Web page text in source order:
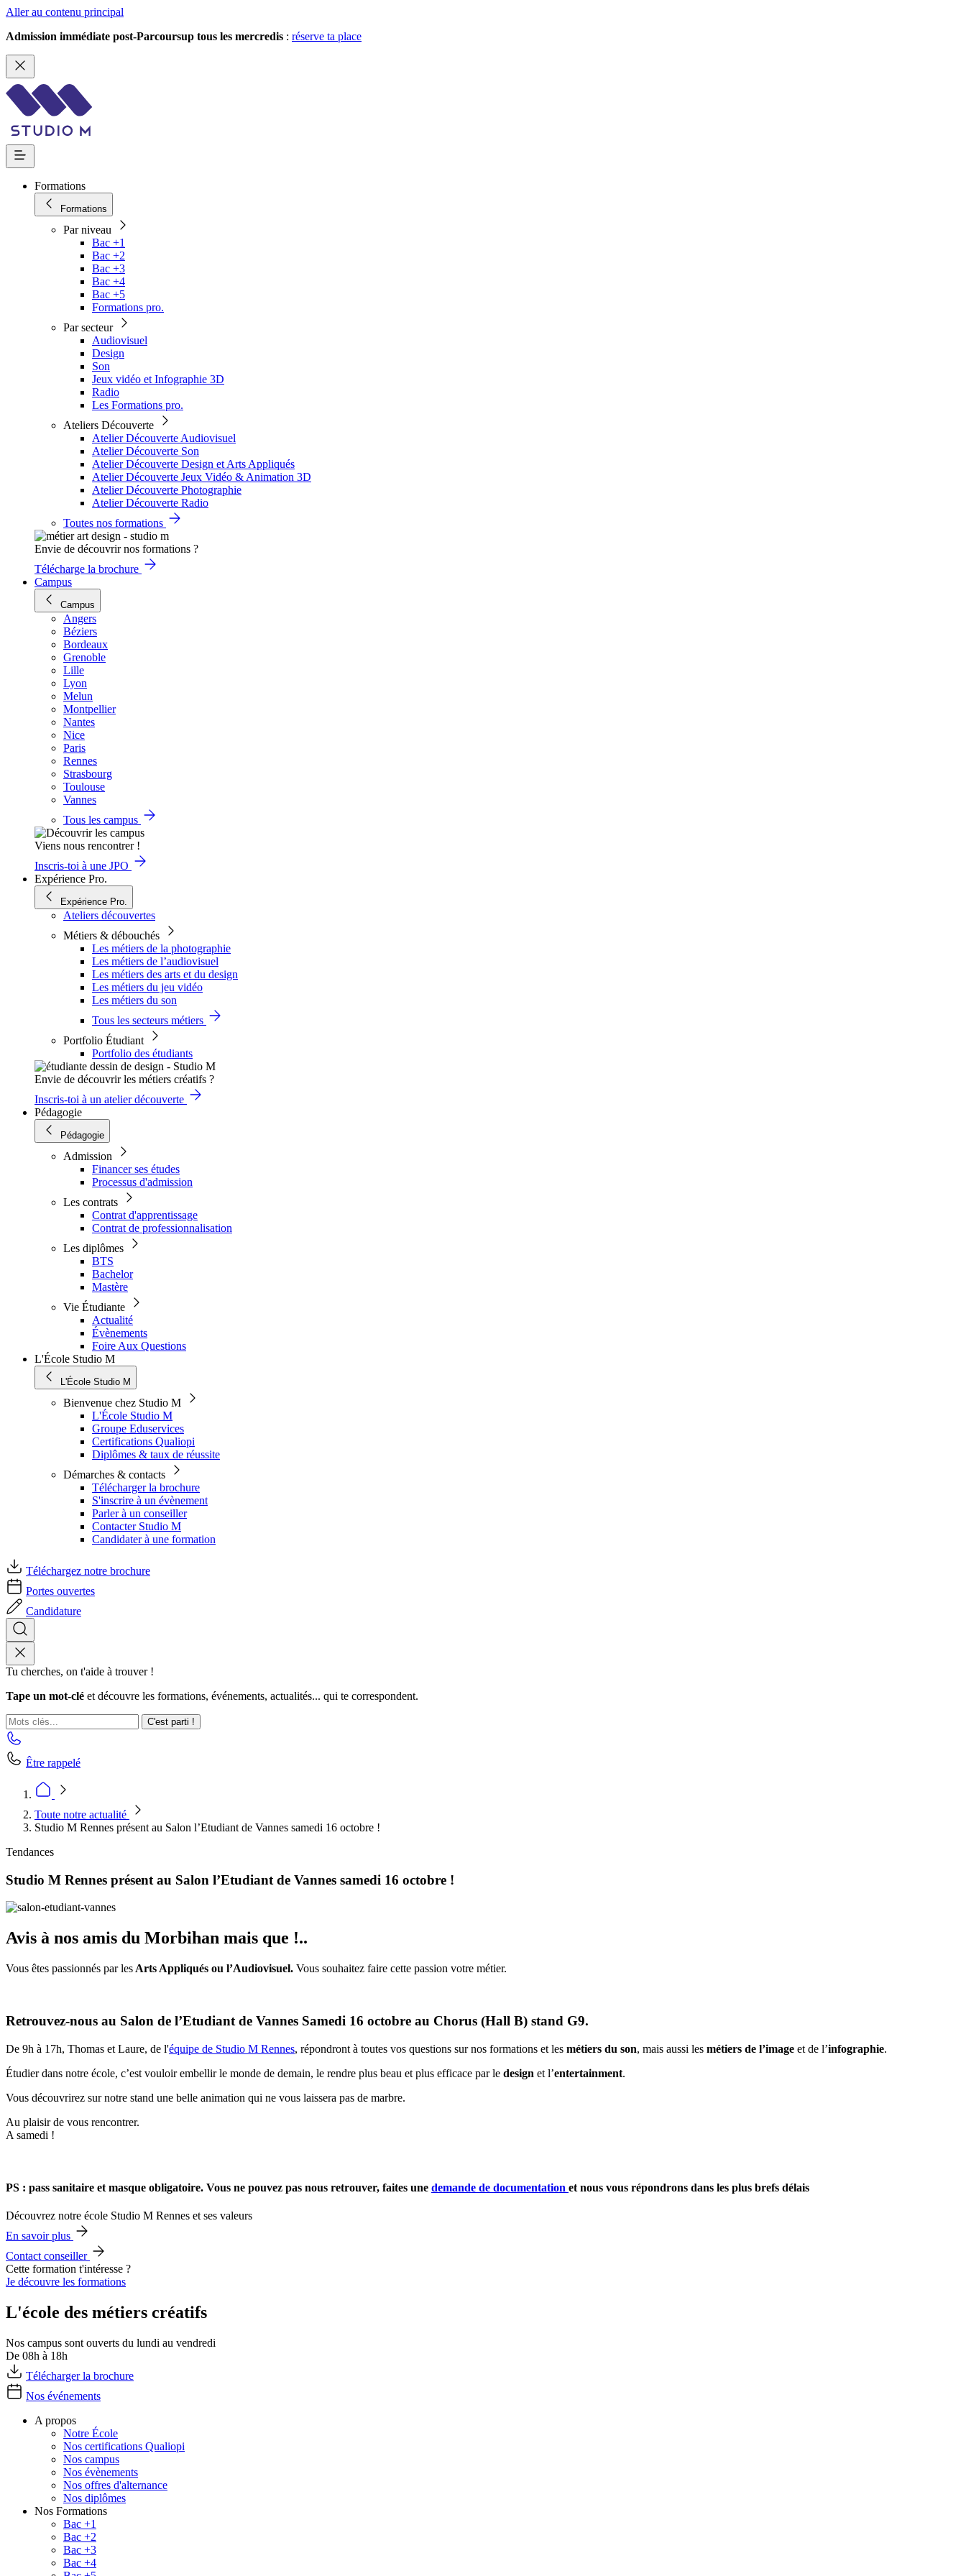
Aller au contenu principal
Admission immédiate post-Parcoursup tous les mercredis : réserve ta place
Formations
Formations
Par niveau
Bac +1
Bac +2
Bac +3
Bac +4
Bac +5
Formations pro.
Par secteur
Audiovisuel
Design
Son
Jeux vidéo et Infographie 3D
Radio
Les Formations pro.
Ateliers Découverte
Atelier Découverte Audiovisuel
Atelier Découverte Son
Atelier Découverte Design et Arts Appliqués
Atelier Découverte Jeux Vidéo & Animation 3D
Atelier Découverte Photographie
Atelier Découverte Radio
Toutes nos formations
Envie de découvrir nos formations ?
Télécharge la brochure
Campus
Campus
Angers
Béziers
Bordeaux
Grenoble
Lille
Lyon
Melun
Montpellier
Nantes
Nice
Paris
Rennes
Strasbourg
Toulouse
Vannes
Tous les campus
Viens nous rencontrer !
Inscris-toi à une JPO
Expérience Pro.
Expérience Pro.
Ateliers découvertes
Métiers & débouchés
Les métiers de la photographie
Les métiers de l’audiovisuel
Les métiers des arts et du design
Les métiers du jeu vidéo
Les métiers du son
Tous les secteurs métiers
Portfolio Étudiant
Portfolio des étudiants
Envie de découvrir les métiers créatifs ?
Inscris-toi à un atelier découverte
Pédagogie
Pédagogie
Admission
Financer ses études
Processus d'admission
Les contrats
Contrat d'apprentissage
Contrat de professionnalisation
Les diplômes
BTS
Bachelor
Mastère
Vie Étudiante
Actualité
Évènements
Foire Aux Questions
L'École Studio M
L'École Studio M
Bienvenue chez Studio M
L'École Studio M
Groupe Eduservices
Certifications Qualiopi
Diplômes & taux de réussite
Démarches & contacts
Télécharger la brochure
S'inscrire à un évènement
Parler à un conseiller
Contacter Studio M
Candidater à une formation
Téléchargez notre brochure
Portes ouvertes
Candidature
Tu cherches, on t'aide à trouver !
Tape un mot-clé et découvre les formations, événements, actualités... qui te correspondent.
C'est parti !
Être rappelé
Toute notre actualité
Studio M Rennes présent au Salon l’Etudiant de Vannes samedi 16 octobre !
Tendances
Studio M Rennes présent au Salon l’Etudiant de Vannes samedi 16 octobre !
Avis à nos amis du Morbihan mais que !..
Vous êtes passionnés par les Arts Appliqués ou l’Audiovisuel. Vous souhaitez faire cette passion votre métier.
Retrouvez-nous au Salon de l’Etudiant de Vannes Samedi 16 octobre au Chorus (Hall B) stand G9.
De 9h à 17h, Thomas et Laure, de l'équipe de Studio M Rennes, répondront à toutes vos questions sur nos formations et les métiers du son, mais aussi les métiers de l’image et de l’infographie.
Étudier dans notre école, c’est vouloir embellir le monde de demain, le rendre plus beau et plus efficace par le design et l’entertainment.
Vous découvrirez sur notre stand une belle animation qui ne vous laissera pas de marbre.
Au plaisir de vous rencontrer.
A samedi !
PS : pass sanitaire et masque obligatoire. Vous ne pouvez pas nous retrouver, faites une demande de documentation et nous vous répondrons dans les plus brefs délais
Découvrez notre école Studio M Rennes et ses valeurs
En savoir plus
Contact conseiller
Cette formation t'intéresse ?
Je découvre les formations
L'école des métiers créatifs
Nos campus sont ouverts du lundi au vendredi
De 08h à 18h
Télécharger la brochure
Nos événements
A propos
Notre École
Nos certifications Qualiopi
Nos campus
Nos évènements
Nos offres d'alternance
Nos diplômes
Nos Formations
Bac +1
Bac +2
Bac +3
Bac +4